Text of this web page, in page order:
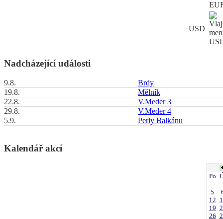
USD
Nadcházející události
9.8.
Brdy
19.8.
Mělník
22.8.
V.Meder 3
29.8.
V.Meder 4
5.9.
Perly Balkánu
Kalendář akcí
Po
5
12
19
26